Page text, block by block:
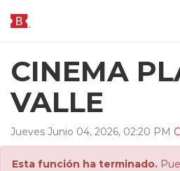
CINEMA
VALLE
Jueves Junio 04, 2026, 02:20 PM
Esta función ha terminado.